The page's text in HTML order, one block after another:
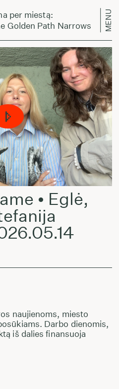
miestą:
Path Narrows
MENU
• Eglė,
naujienoms, miesto
Darbo dienomis,
iš dalies finansuoja